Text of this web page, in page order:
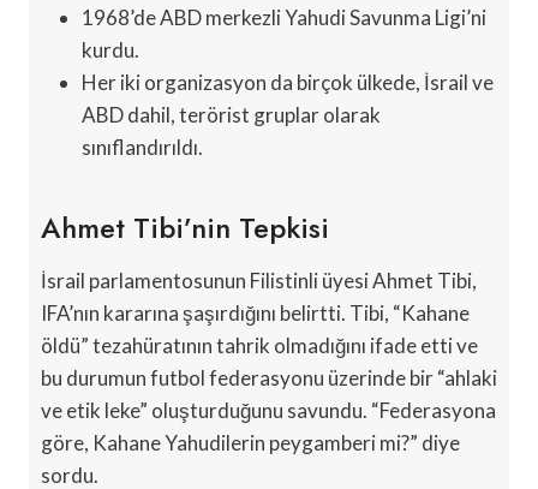
1968’de ABD merkezli Yahudi Savunma Ligi’ni
kurdu.
Her iki organizasyon da birçok ülkede, İsrail ve
ABD dahil, terörist gruplar olarak
sınıflandırıldı.
Ahmet Tibi’nin Tepkisi
İsrail parlamentosunun Filistinli üyesi Ahmet Tibi,
IFA’nın kararına şaşırdığını belirtti. Tibi, “Kahane
öldü” tezahüratının tahrik olmadığını ifade etti ve
bu durumun futbol federasyonu üzerinde bir “ahlaki
ve etik leke” oluşturduğunu savundu. “Federasyona
göre, Kahane Yahudilerin peygamberi mi?” diye
sordu.